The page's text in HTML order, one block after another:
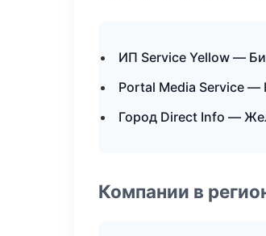
ИП Service Yellow —
Portal Media Service
Город Direct Info —
Компании в